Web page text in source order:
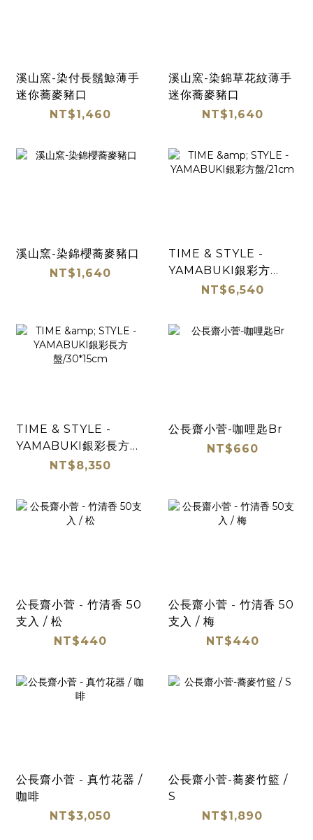
溪山窯-染付長鬚鯨薄手
迷你蕎麥豬口
NT$1,460
溪山窯-染錦草花紋薄手
迷你蕎麥豬口
NT$1,640
溪山窯-染錦櫻蕎麥豬口
NT$1,640
TIME & STYLE -
YAMABUKI銀彩方
盤/21cmNT$6,540
TIME & STYLE -
YAMABUKI銀彩長方
盤/30*15cm
NT$8,350
公長齋小菅-咖哩匙Br
NT$660
公長齋小菅 - 竹清香 50
支入 / 松
NT$440
公長齋小菅 - 竹清香 50
支入 / 梅
NT$440
公長齋小菅 - 真竹花器 /
咖啡
NT$3,050
公長齋小菅-蕎麥竹籃 /
S
NT$1,890